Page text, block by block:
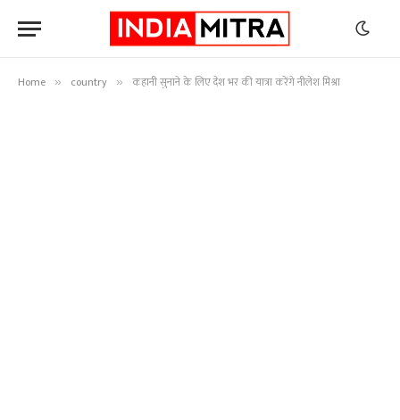
Home » country » कहानी सुनाने के लिए देश भर की यात्रा करेंगे नीलेश मिश्रा